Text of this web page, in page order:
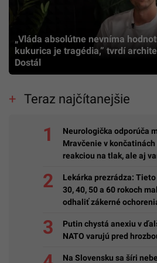
„Vláda absolútne nevníma
kukurica je tragédia,” tvrdí
Dostál
Teraz najčítanejšie
Neurologička odporúča
Mravčenie v
reakciou na tlak, ale aj
Lekárka prezrádza:
30, 40, 50 a 60 rokoch
odhaliť zákerné
Putin chystá anexiu v
NATO varujú pred
Na Slovensku sa šíri